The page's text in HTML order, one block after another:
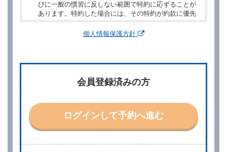
びに一般の慣習に反しない範囲で特約に応ずることが
あります。特約した場合には、その特約が約款に優先
別に定める料金表等に同意のうえ、別に定める方法に
他の借受条件（以下「借受条件」といいます。）を明
示して予約の申込みを行うことができます。なお、当
社は、電話連絡並びに電子メールによる予約に応じま
責任を負わないものとします。
個人情報保護方針
会員登録済みの方
ログインして予約へ進む